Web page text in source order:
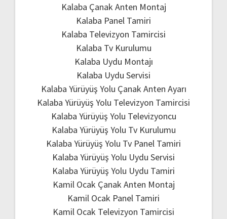
Kalaba Çanak Anten Montaj
Kalaba Panel Tamiri
Kalaba Televizyon Tamircisi
Kalaba Tv Kurulumu
Kalaba Uydu Montajı
Kalaba Uydu Servisi
Kalaba Yürüyüş Yolu Çanak Anten Ayarı
Kalaba Yürüyüş Yolu Televizyon Tamircisi
Kalaba Yürüyüş Yolu Televizyoncu
Kalaba Yürüyüş Yolu Tv Kurulumu
Kalaba Yürüyüş Yolu Tv Panel Tamiri
Kalaba Yürüyüş Yolu Uydu Servisi
Kalaba Yürüyüş Yolu Uydu Tamiri
Kamil Ocak Çanak Anten Montaj
Kamil Ocak Panel Tamiri
Kamil Ocak Televizyon Tamircisi